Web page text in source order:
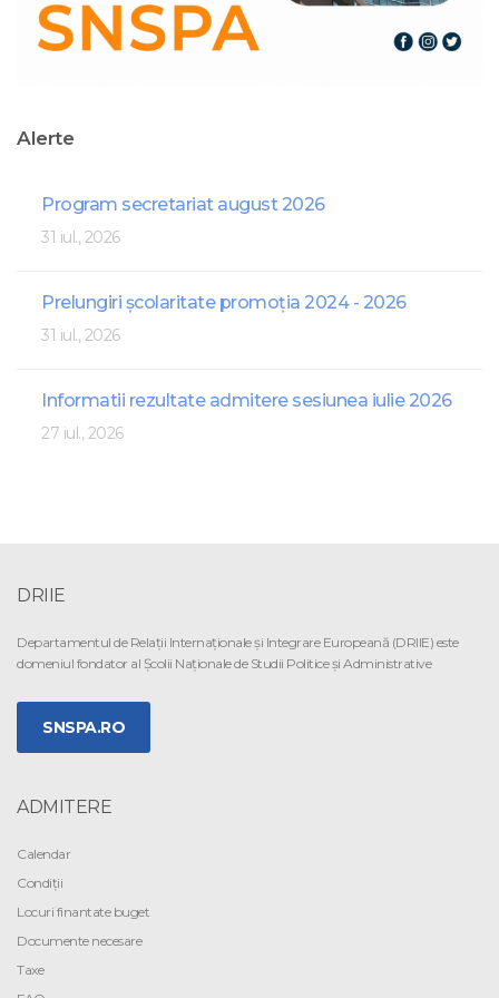
Alerte
Program secretariat august 2026
31 iul., 2026
Prelungiri școlaritate promoția 2024 - 2026
31 iul., 2026
Informatii rezultate admitere sesiunea iulie 2026
27 iul., 2026
DRIIE
Departamentul de Relaţii Internaţionale şi Integrare Europeană (DRIIE) este
domeniul fondator al Şcolii Naţionale de Studii Politice şi Administrative
SNSPA.RO
ADMITERE
Calendar
Condiții
Locuri finantate buget
Documente necesare
Taxe